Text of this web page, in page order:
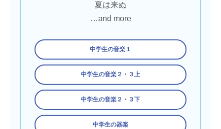
夏は来ぬ
…and more
中学生の音楽１
中学生の音楽２・３上
中学生の音楽２・３下
中学生の器楽